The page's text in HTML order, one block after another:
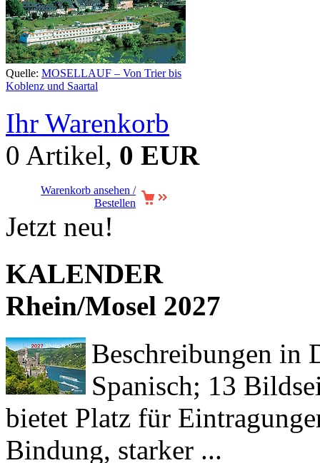
Quelle: MOSELLAUF – Von Trier bis
Koblenz und Saartal
Ihr Warenkorb
0 Artikel, 0 EUR
Warenkorb ansehen /
Bestellen
Jetzt neu!
KALENDER
Rhein/Mosel 2027
Beschreibungen in
Spanisch; 13
bietet Platz für
Bindung, starker ...